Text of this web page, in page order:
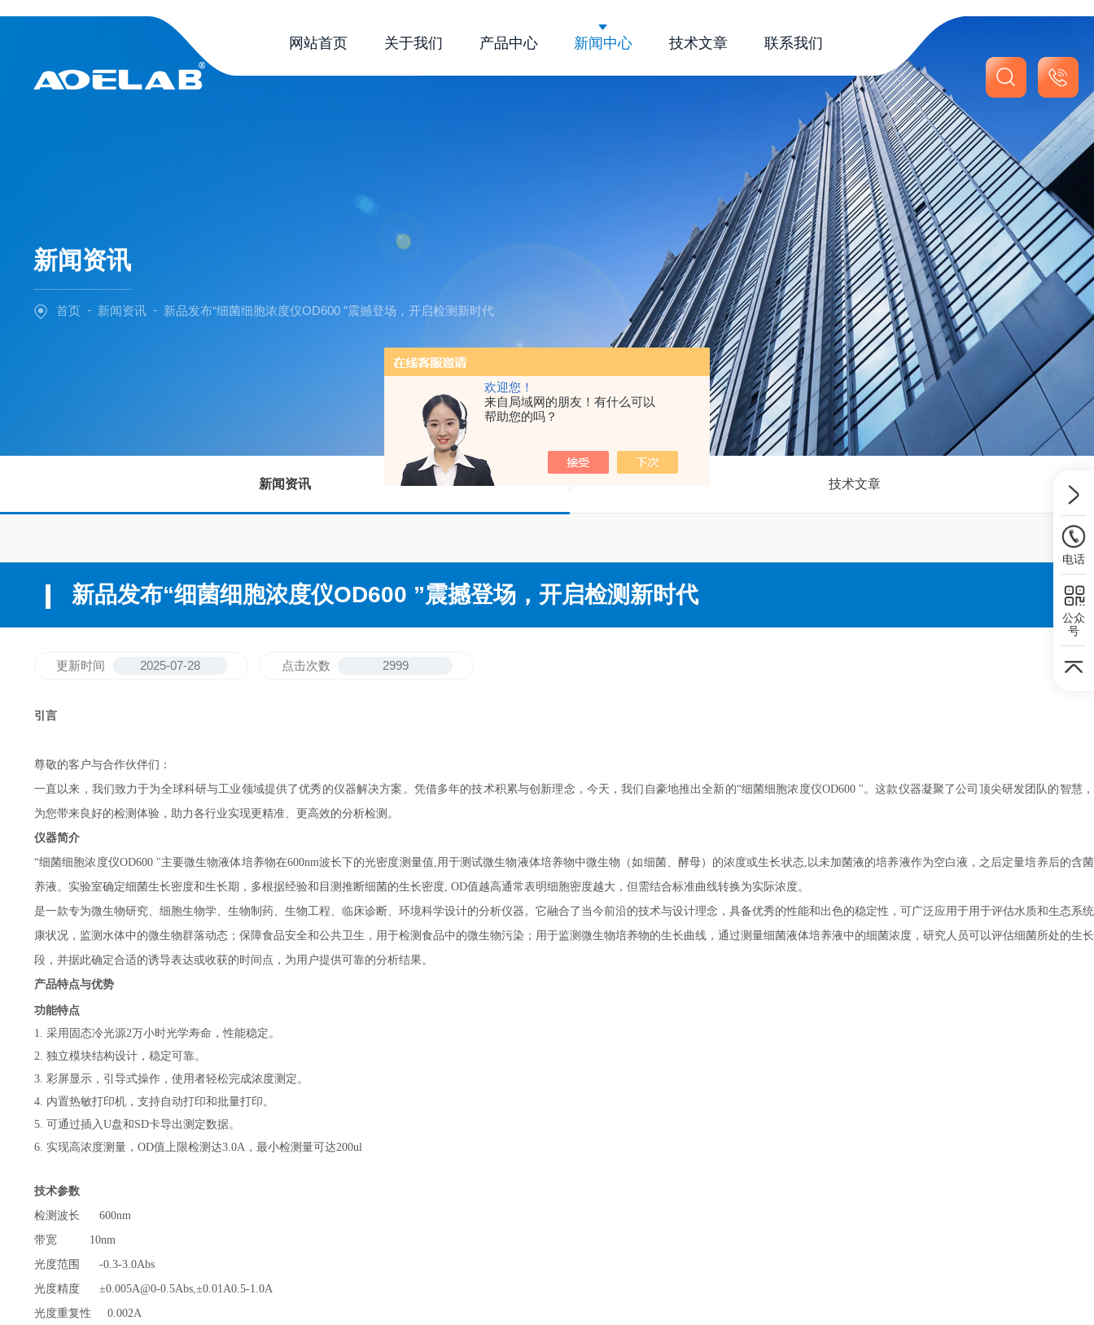
欢迎您！
来自局域网的朋友！有什么可以
帮助您的吗？
网站首页 关于我们 产品中心 新闻中心 技术文章 联系我们
在线留言
新闻资讯
首页 - 新闻资讯 - 新品发布“细菌细胞浓度仪OD600 ”震撼登场，开启检测新时代
新闻资讯 技术文章
新品发布“细菌细胞浓度仪OD600 ”震撼登场，开启检测新时代
更新时间 2025-07-28 点击次数 2999
引言
尊敬的客户与合作伙伴们：
一直以来，我们致力于为全球科研与工业领域提供了优秀的仪器解决方案。凭借多年的技术积累与创新理念，今天，我们自豪地推出全新的“细菌细胞浓度仪OD600 "。这款仪器凝聚了公司顶尖研发团队的智慧
为您带来良好的检测体验，助力各行业实现更精准、更高效的分析检测。
仪器简介
“细菌细胞浓度仪OD600 "主要微生物液体培养物在600nm波长下的光密度测量值,用于测试微生物液体培养物中微生物（如细菌、酵母）的浓度或生长状态,以未加菌液的培养液作为空白液，之后定量培养后的含
养液。实验室确定细菌生长密度和生长期，多根据经验和目测推断细菌的生长密度, OD值越高通常表明细胞密度越大，但需结合标准曲线转换为实际浓度。
是一款专为微生物研究、细胞生物学、生物制药、生物工程、临床诊断、环境科学设计的分析仪器。它融合了当今前沿的技术与设计理念，具备优秀的性能和出色的稳定性，可广泛应用于用于评估水质和生态系
康状况 ， 监测水体中的微生物群落动态 ；保障食品安全和公共卫生，用于检测食品中的微生物污染；用于监测微生物培养物的生长曲线，通过测量细菌液体培养液中的细菌浓度，研究人员可以评估细菌所处的生
段，并据此确定合适的诱导表达或收获的时间点 ，为用户提供可靠的分析结果。
产品特点与优势
功能特点
1. 采用固态冷光源2万小时光学寿命，性能稳定。
2. 独立模块结构设计，稳定可靠。
3. 彩屏显示，引导式操作，使用者轻松完成浓度测定。
4. 内置热敏打印机，支持自动打印和批量打印。
5. 可通过插入U盘和SD卡导出测定数据。
6. 实现高浓度测量，OD值上限检测达3.0A，最小检测量可达200ul
技术参数
检测波长
600nm
带宽
10nm
光度范围
-0.3-3.0Abs
光度精度
±0.005A@0-0.5Abs,±0.01A0.5-1.0A
光度重复性
0.002A
电话
公众
号